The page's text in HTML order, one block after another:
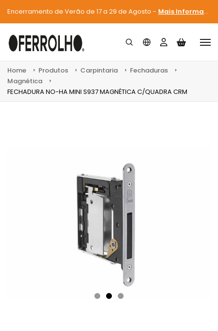
Encerramento de Verão de 17 a 29 de Agosto - Mais Informações
Home Produtos Carpintaria
Fechaduras
Magnética
FECHADURA NO-HA MINI S937 MAGNÉTICA C/QUADRA CRM